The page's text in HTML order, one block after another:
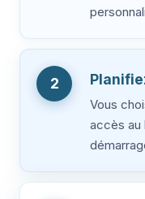
2
Vous
accès au